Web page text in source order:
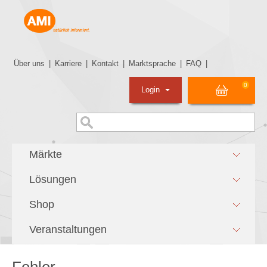
Über uns Karriere Kontakt Marktsprache FAQ
0
Login
Märkte
Lösungen
Shop
Veranstaltungen